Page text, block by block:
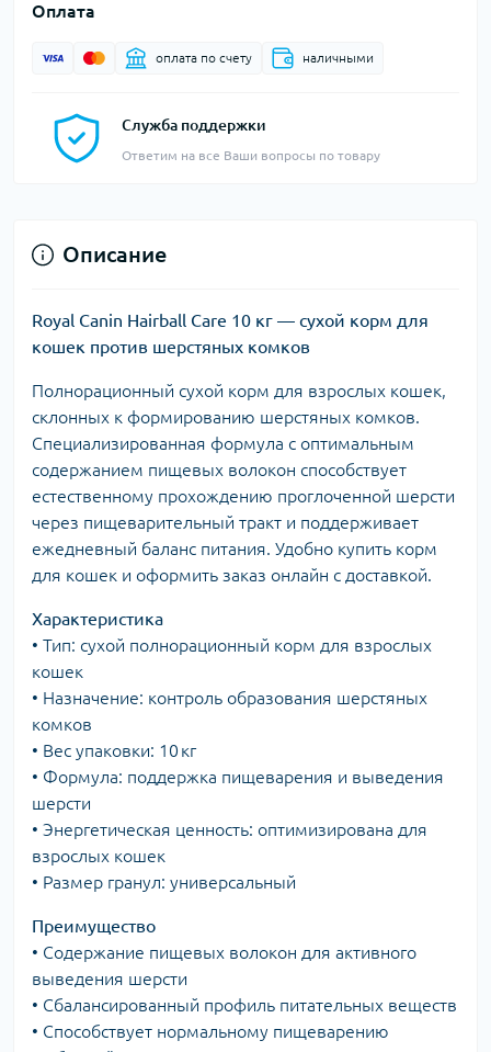
Оплата
оплата по счету наличными
Служба поддержки
Ответим на все Ваши вопросы по товару
Описание
Royal Canin Hairball Care 10 кг — сухой корм для
кошек против шерстяных комков
Полнорационный сухой корм для взрослых кошек,
склонных к формированию шерстяных комков.
Специализированная формула с оптимальным
содержанием пищевых волокон способствует
естественному прохождению проглоченной шерсти
через пищеварительный тракт и поддерживает
ежедневный баланс питания. Удобно купить корм
для кошек и оформить заказ онлайн с доставкой.
Характеристика
• Тип: сухой полнорационный корм для взрослых
кошек
• Назначение: контроль образования шерстяных
комков
• Вес упаковки: 10 кг
• Формула: поддержка пищеварения и выведения
шерсти
• Энергетическая ценность: оптимизирована для
взрослых кошек
• Размер гранул: универсальный
Преимущество
• Содержание пищевых волокон для активного
выведения шерсти
• Сбалансированный профиль питательных веществ
• Способствует нормальному пищеварению